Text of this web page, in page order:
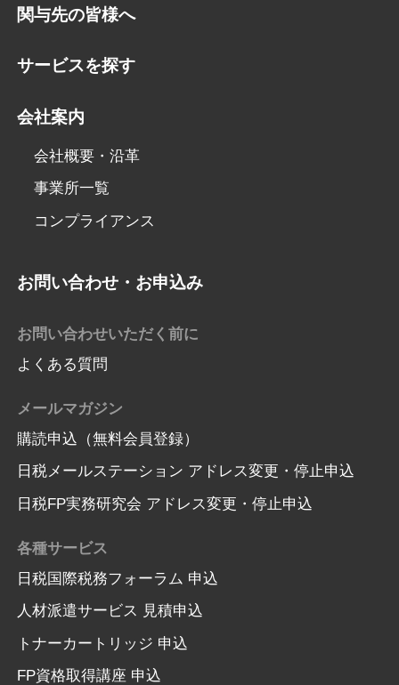
関与先の皆様へ
サービスを探す
会社案内
会社概要・沿革
事業所一覧
コンプライアンス
お問い合わせ・お申込み
お問い合わせいただく前に
よくある質問
メールマガジン
購読申込（無料会員登録）
日税メールステーション アドレス変更・停止申込
日税FP実務研究会 アドレス変更・停止申込
各種サービス
日税国際税務フォーラム 申込
人材派遣サービス 見積申込
トナーカートリッジ 申込
FP資格取得講座 申込